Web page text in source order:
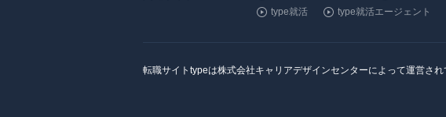
type就活
type就活エージェント
転職サイトtypeは株式会社キャリアデザインセンターによって運営され